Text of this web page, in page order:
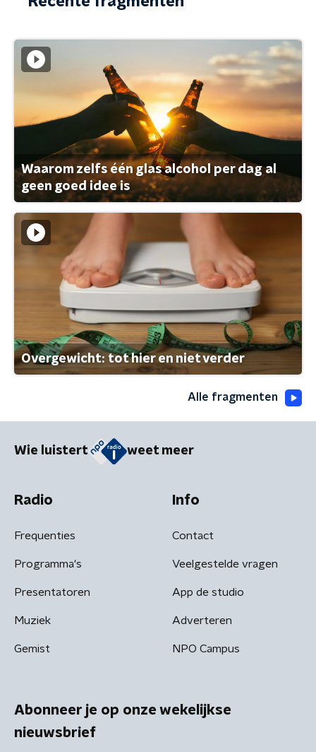
Waarom zelfs één glas alcohol per dag al
geen goed idee is
Overgewicht: tot hier en niet verder
Alle fragmenten
Wie luistert weet meer
Radio
Frequenties
Programma's
Presentatoren
Muziek
Gemist
Info
Contact
Veelgestelde vragen
App de studio
Adverteren
NPO Campus
Abonneer je op onze wekelijkse
nieuwsbrief